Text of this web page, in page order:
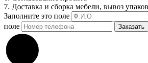
7. Доставка и сборка мебели, вывоз
Заполните это поле
поле
Заказать